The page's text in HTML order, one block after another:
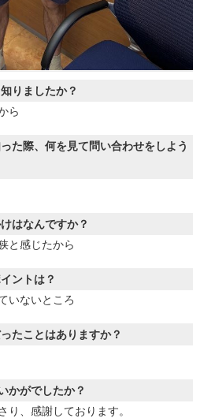
りましたか？
ら
た際、何を見て問い合わせをしよう
はなんですか？
と感じたから
ントは？
いないところ
たことはありますか？
かがでしたか？
り、感謝しております。